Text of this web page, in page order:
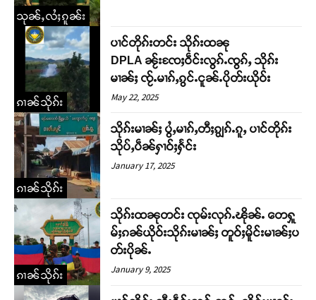
သုၼ်ႇလႆႈၵူၼ်း
ၵၢၼ်သိုၵ်း
ပၢင်တိုၵ်းတင်း သိုၵ်းထၼု
DPLA ၼႂ်းၸႄႈဝဵင်းလွၵ်ႉၸွၵ်ႇ သိုၵ်း
မၢၼ်ႈ ၸႂ်ႉမၢၵ်ႇၵွင်ႉငူၼ်ႉပိုတ်းယိုဝ်း
May 22, 2025
ၵၢၼ်သိုၵ်း
သိုၵ်းမၢၼ်ႈ ပွႆႇမၢၵ်ႇတီႈၵျွၵ်ႉၵူႇ ပၢင်တိုၵ်း
သိုပ်ႇပဵၼ်ႁၢဝ်ႈႁႅင်း
January 17, 2025
ၵၢၼ်သိုၵ်း
သိုၵ်းထၼုတင်း ၸုမ်းလုၵ်ႉၽိုၼ်ႉ တေႁူ
မ်ႈၵၼ်ယိုဝ်းသိုၵ်းမၢၼ်ႈ တူဝ်ႈမိူင်းမၢၼ်ႈပ
တ်းပိုၼ်ႉ
January 9, 2025